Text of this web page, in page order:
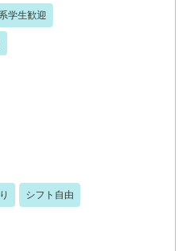
学生歓迎
シフト自由